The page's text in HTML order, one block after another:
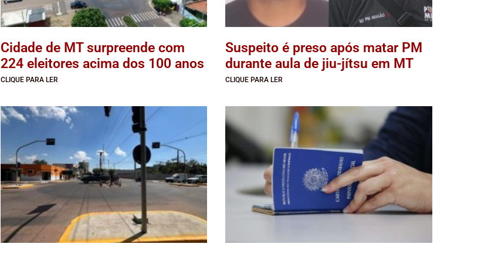
Cidade de MT surpreende com
224 eleitores acima dos 100 anos
CLIQUE PARA LER
Suspeito é preso após matar PM
durante aula de jiu-jítsu em MT
CLIQUE PARA LER